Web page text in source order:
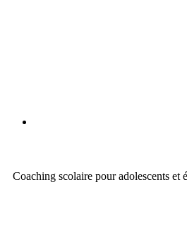
Coaching scolaire pour adolescents